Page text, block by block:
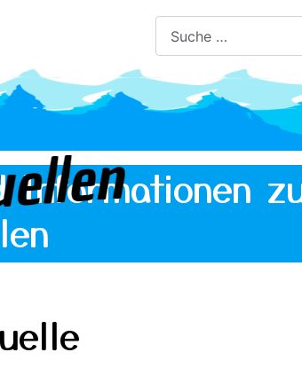
Informationen